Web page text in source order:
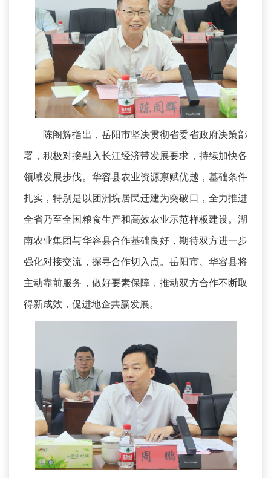
陈阁辉指出，岳阳市坚决贯彻省委省政府决策部
署，积极对接融入长江经济带发展要求，持续加快各
领域发展步伐。华容县农业资源禀赋优越，基础条件
扎实，特别是以团洲垸居民迁建为突破口，全力推进
全省乃至全国粮食生产和高效农业示范样板建设。湖
南农业集团与华容县合作基础良好，期待双方进一步
强化对接交流，探寻合作切入点。岳阳市、华容县将
主动靠前服务，做好要素保障，推动双方合作不断取
得新成效，促进地企共赢发展。